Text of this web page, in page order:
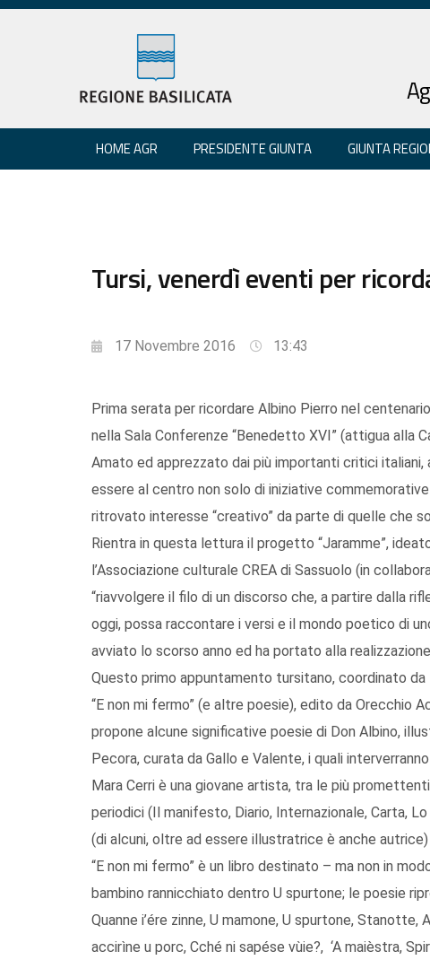
HOME AGR PRESIDENTE GIUNTA GIUNTA
Tursi, venerdì eventi per
17 Novembre 2016 13:43
Prima serata per ricordare Albino Pierro nel
nella Sala Conferenze “Benedetto XVI” (attigua alla
Amato ed apprezzato dai più importanti critici
essere al centro non solo di iniziative
ritrovato interesse “creativo” da parte di quelle che
Rientra in questa lettura il progetto “Jaramme”,
l’Associazione culturale CREA di Sassuolo (in
“riavvolgere il filo di un discorso che, a partire dalla
oggi, possa raccontare i versi e il mondo poetico di
avviato lo scorso anno ed ha portato alla
Questo primo appuntamento tursitano, coordinato
“E non mi fermo” (e altre poesie), edito da Orecchio
propone alcune significative poesie di Don Albino,
Pecora, curata da Gallo e Valente, i quali
Mara Cerri è una giovane artista, tra le più
periodici (Il manifesto, Diario, Internazionale, Carta,
(di alcuni, oltre ad essere illustratrice è anche
“E non mi fermo” è un libro destinato – ma non in
bambino rannicchiato dentro U spurtone; le poesie
Quanne i’ére zinne, U mamone, U spurtone, Stanotte,
accirìne u porc, Cché ni sapése vùie?, ‘A maièstra,